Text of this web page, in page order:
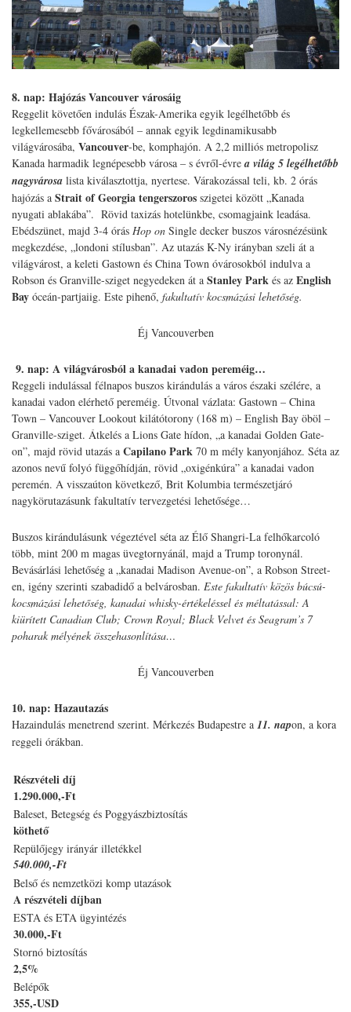
8. nap: Hajózás Vancouver városáig
Reggelit követően indulás Észak-Amerika egyik legélhetőbb és
legkellemesebb fővárosából – annak egyik legdinamikusabb
világvárosába, Vancouver-be, komphajón. A 2,2 milliós metropolisz
Kanada harmadik legnépesebb városa – s évről-évrea világ 5 legélhetőbb
nagyvárosa lista kiválasztottja, nyertese. Várakozással teli, kb. 2 órás
hajózás a Strait of Georgia tengerszoros szigetei között „Kanada
nyugati ablakába”. Rövid taxizás hotelünkbe, csomagjaink leadása.
Ebédszünet, majd 3-4 órás Hop on Single decker buszos városnézésünk
megkezdése, „londoni stílusban”. Az utazás K-Ny irányban szeli át a
világvárost, a keleti Gastown és China Town óvárosokból indulva a
Robson és Granville-sziget negyedeken át a Stanley Park és az English
Bay óceán-partjaiig. Este pihenő, fakultatív kocsmázási lehetőség.
Éj Vancouverben
9. nap: A világvárosból a kanadai vadon pereméig…
Reggeli indulással félnapos buszos kirándulás a város északi szélére, a
kanadai vadon elérhető pereméig. Útvonal vázlata: Gastown – China
Town – Vancouver Lookout kilátótorony (168 m) – English Bay öböl –
Granville-sziget. Átkelés a Lions Gate hídon, „a kanadai Golden Gate-
on”, majd rövid utazás a Capilano Park 70 m mély kanyonjához. Séta az
azonos nevű folyó függőhídján, rövid „oxigénkúra” a kanadai vadon
peremén. A visszaúton következő, Brit Kolumbia természetjáró
nagykörutazásunk fakultatív tervezgetési lehetősége…
Buszos kirándulásunk végeztével séta az Élő Shangri-La felhőkarcoló
több, mint 200 m magas üvegtornyánál, majd a Trump toronynál.
Bevásárlási lehetőség a „kanadai Madison Avenue-on”, a Robson Street-
en, igény szerinti szabadidő a belvárosban. Este fakultatív közös búcsú-
kocsmázási lehetőség, kanadai whisky-értékeléssel és méltatással: A
kiürített Canadian Club; Crown Royal; Black Velvet és Seagram’s 7
poharak mélyének összehasonlítása…
Éj Vancouverben
10. nap: Hazautazás
Hazaindulás menetrend szerint. Mérkezés Budapestre a 11. napon, a kora
reggeli órákban.
Részvételi díj
1.290.000,-Ft
Baleset, Betegség és Poggyászbiztosítás
köthető
Repülőjegy irányár illetékkel
540.000,-Ft
Belső és nemzetközi komp utazások
A részvételi díjban
ESTA és ETA ügyintézés
30.000,-Ft
Stornó biztosítás
2,5%
Belépők
355,-USD